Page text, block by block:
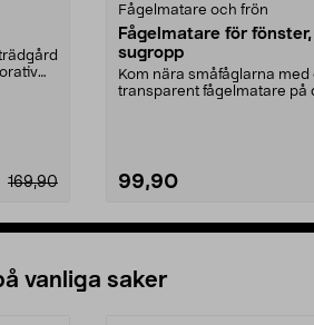
169,90
Fågelmatare och frön
Fågelmatare för fönster,
sugropp
Kom nära småfåglarna med
transparent fågelmatare på
99,90
vanliga saker